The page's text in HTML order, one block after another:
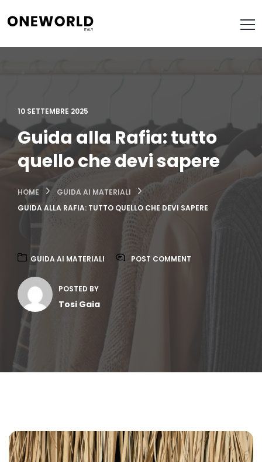
10 SETTEMBRE 2025
Guida alla Rafia: tutto
quello che devi sapere
HOME
GUIDA AI MATERIALI
GUIDA ALLA RAFIA: TUTTO QUELLO CHE DEVI SAPERE
GUIDA AI MATERIALI POST COMMENT
POSTED BY
Tosi Gaia